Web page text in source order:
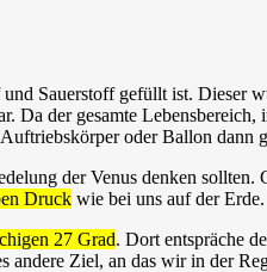
Sauerstoff gefüllt ist. Dieser
Da der gesamte
oder Ballon dann
der Venus denken
Druck wie bei uns auf der Erde.
27 Grad. Dort entspräche
andere Ziel, an das wir in der